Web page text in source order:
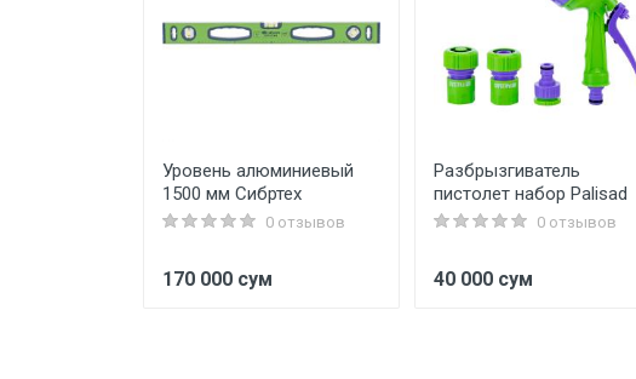
Уровень алюминиевый
1500 мм Сибртех
0 отзывов
170 000 сум
Разбрызгиватель
пистолет набор Palisad
0 отзывов
40 000 сум